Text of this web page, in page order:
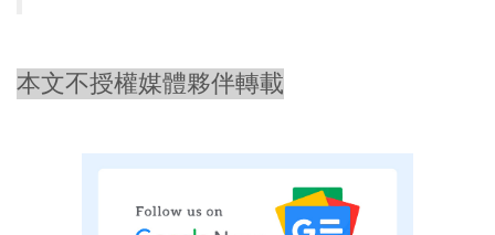
本文不授權媒體夥伴轉載